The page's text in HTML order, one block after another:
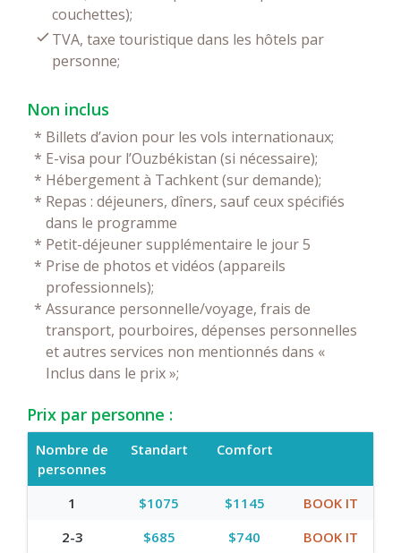
couchettes);
TVA, taxe touristique dans les hôtels par
personne;
Non inclus
* Billets d’avion pour les vols internationaux;
* E-visa pour l’Ouzbékistan (si nécessaire);
* Hébergement à Tachkent (sur demande);
* Repas : déjeuners, dîners, sauf ceux spécifiés
dans le programme
* Petit-déjeuner supplémentaire le jour 5
* Prise de photos et vidéos (appareils
professionnels);
* Assurance personnelle/voyage, frais de
transport, pourboires, dépenses personnelles
et autres services non mentionnés dans «
Inclus dans le prix »;
Prix par personne :
Nombre de
personnes
Standart Comfort
1 $1075 $1145
BOOK IT
2-3
$685 $740
BOOK IT